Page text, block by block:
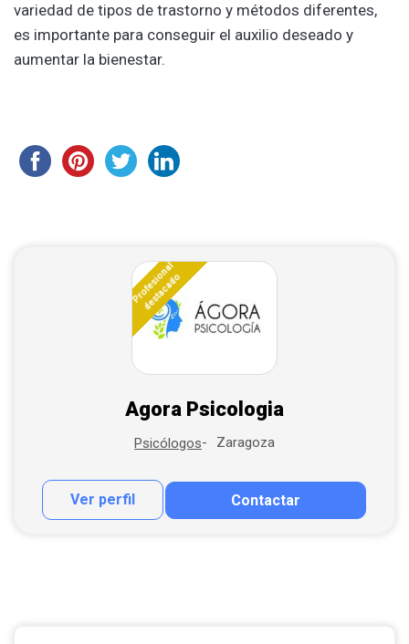
variedad de tipos de trastorno y métodos diferentes,
es importante para conseguir el auxilio deseado y
aumentar la bienestar.
Profesional
destacado
Agora Psicologia
Psicólogos Zaragoza
Ver perfil Contactar
Contactar por correo